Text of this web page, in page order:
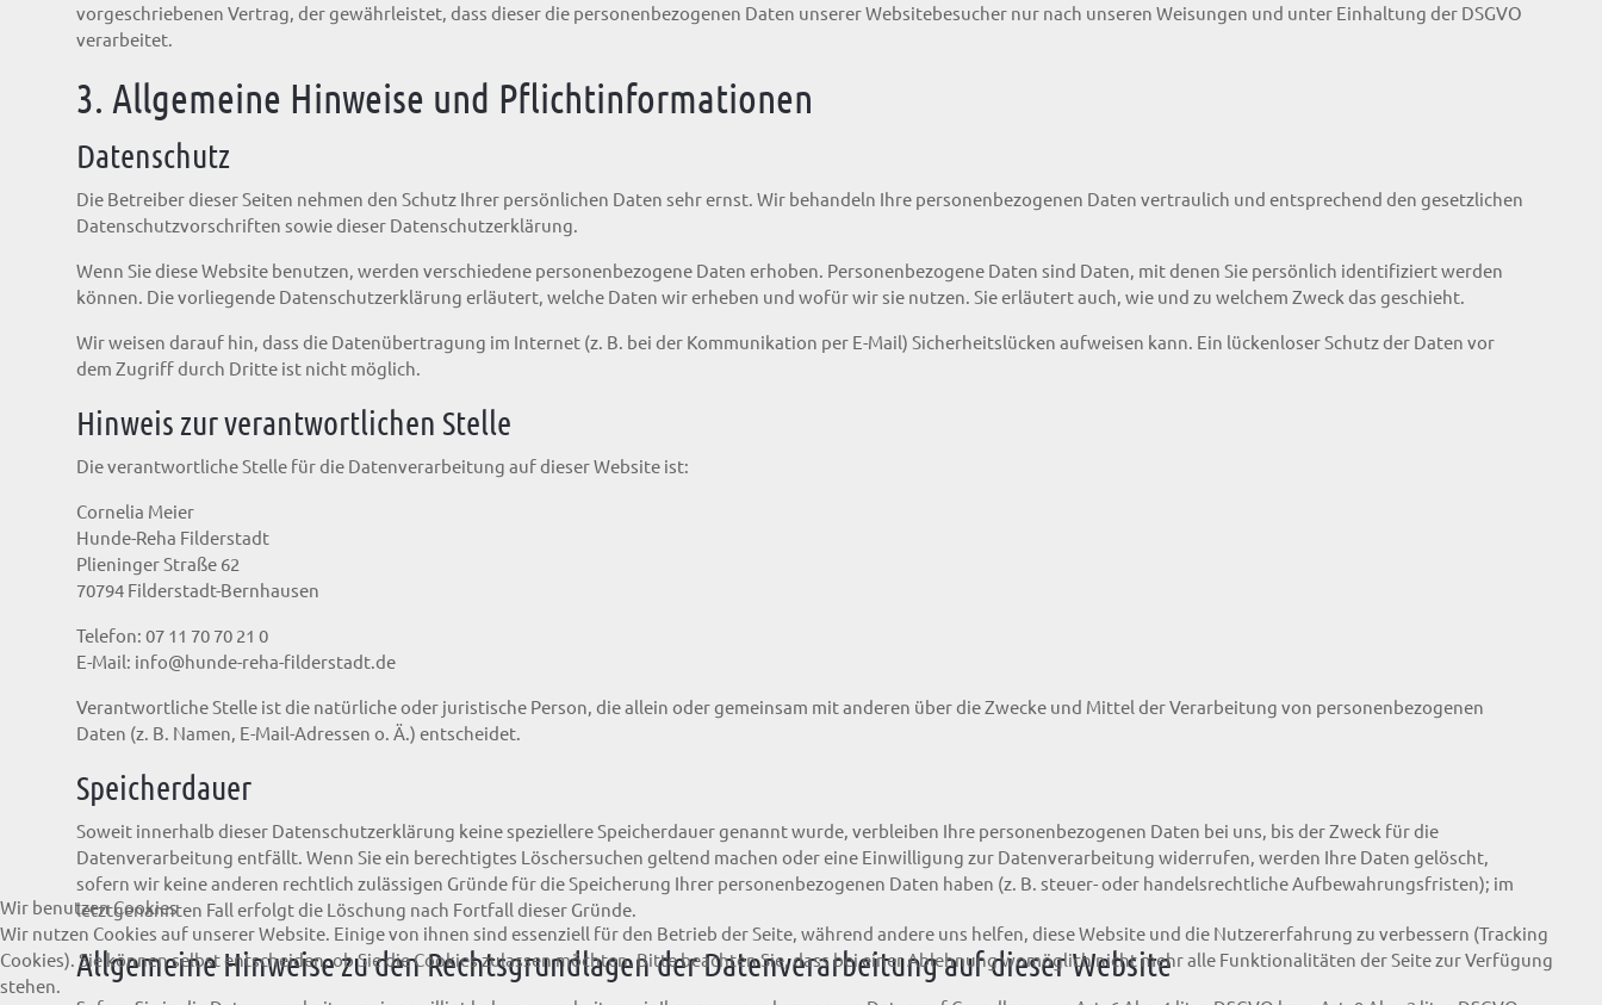
vorgeschriebenen Vertrag, der gewährleistet, dass dieser die personenbezogenen Daten unserer Websitebesucher nur nach unseren Weisungen und unter Einhaltung der DSGVO
verarbeitet.
3. Allgemeine Hinweise und Pflicht­informationen
Datenschutz
Die Betreiber dieser Seiten nehmen den Schutz Ihrer persönlichen Daten sehr ernst. Wir behandeln Ihre personenbezogenen Daten vertraulich und entsprechend den gesetzlichen
Datenschutzvorschriften sowie dieser Datenschutzerklärung.
Wenn Sie diese Website benutzen, werden verschiedene personenbezogene Daten erhoben. Personenbezogene Daten sind Daten, mit denen Sie persönlich identifiziert werden
können. Die vorliegende Datenschutzerklärung erläutert, welche Daten wir erheben und wofür wir sie nutzen. Sie erläutert auch, wie und zu welchem Zweck das geschieht.
Wir weisen darauf hin, dass die Datenübertragung im Internet (z. B. bei der Kommunikation per E-Mail) Sicherheitslücken aufweisen kann. Ein lückenloser Schutz der Daten vor
dem Zugriff durch Dritte ist nicht möglich.
Hinweis zur verantwortlichen Stelle
Die verantwortliche Stelle für die Datenverarbeitung auf dieser Website ist:
Cornelia Meier
Hunde-Reha Filderstadt
Plieninger Straße 62
70794 Filderstadt-Bernhausen
Telefon: 07 11 70 70 21 0
E-Mail: info@hunde-reha-filderstadt.de
Verantwortliche Stelle ist die natürliche oder juristische Person, die allein oder gemeinsam mit anderen über die Zwecke und Mittel der Verarbeitung von personenbezogenen
Daten (z. B. Namen, E-Mail-Adressen o. Ä.) entscheidet.
Speicherdauer
Soweit innerhalb dieser Datenschutzerklärung keine speziellere Speicherdauer genannt wurde, verbleiben Ihre personenbezogenen Daten bei uns, bis der Zweck für die
Datenverarbeitung entfällt. Wenn Sie ein berechtigtes Löschersuchen geltend machen oder eine Einwilligung zur Datenverarbeitung widerrufen, werden Ihre Daten gelöscht,
sofern wir keine anderen rechtlich zulässigen Gründe für die Speicherung Ihrer personenbezogenen Daten haben (z. B. steuer- oder handelsrechtliche Aufbewahrungsfristen); im
letztgenannten Fall erfolgt die Löschung nach Fortfall dieser Gründe.
Allgemeine Hinweise zu den Rechtsgrundlagen der Datenverarbeitung auf dieser Website
Wir benutzen Cookies
Wir nutzen Cookies auf unserer Website. Einige von ihnen sind essenziell für den Betrieb der Seite, während andere uns helfen, diese Website und die Nutzererfahrung zu verbessern (Tracking
Cookies). Sie können selbst entscheiden, ob Sie die Cookies zulassen möchten. Bitte beachten Sie, dass bei einer Ablehnung womöglich nicht mehr alle Funktionalitäten der Seite zur Verfügung
stehen.